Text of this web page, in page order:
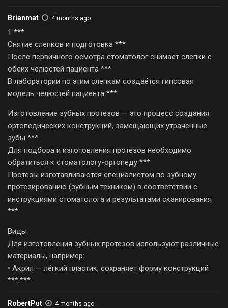
Brianmat 4 months ago
1 ***
Снятие слепков и подготовка ***
После первичного осмотра стоматолог снимает слепки с
обеих челюстей пациента ***
В лаборатории по этим слепкам создаётся гипсовая
модель челюстей пациента ***
Изготовление зубных протезов — это процесс создания
ортопедических конструкций, замещающих утраченные
зубы ***
Для подбора и изготовления протезов необходимо
обратиться к стоматологу-ортопеду ***
Протезы изготавливаются специалистом по зубному
протезированию (зубным техником) в соответствии с
инструкциями стоматолога и результатами сканирования
***
Виды
Для изготовления зубных протезов используют различные
материалы, например:
• Акрил — лёгкий пластик, сохраняет форму конструкций
***.***
RobertPut 4 months ago